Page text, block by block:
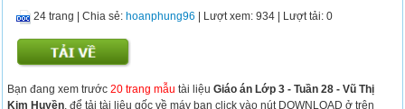
24 trang |Chia sẻ: hoanphung96 | Lượt xem: 934 | Lượt tải: 0
Bạn đang xem trước20 trang mẫu tài liệuGiáo án Lớp 3 - Tuần 28 - Vũ Thị
Kim Huyền , để tải tài liệu gốc về máy bạn click vào nút DOWNLOAD ở trên